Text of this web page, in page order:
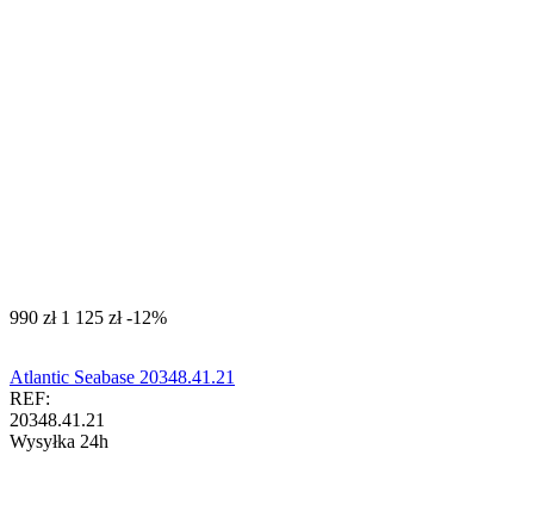
‍990‍ zł ‍1 125‍ zł -12%
Atlantic Seabase 20348.41.21
REF:
20348.41.21
Wysyłka 24h